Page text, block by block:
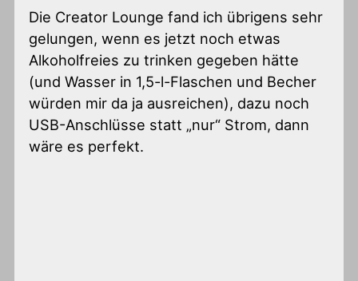
Die Creator Lounge fand ich übrigens sehr
gelungen, wenn es jetzt noch etwas
Alkoholfreies zu trinken gegeben hätte
(und Wasser in 1,5-l-Flaschen und Becher
würden mir da ja ausreichen), dazu noch
USB-Anschlüsse statt „nur“ Strom, dann
wäre es perfekt.